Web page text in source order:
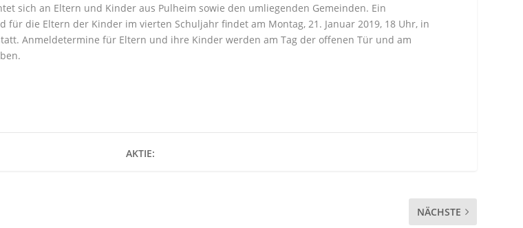
sich an Eltern und Kinder aus Pulheim sowie den umliegenden Gemeinden. Ein
die Eltern der Kinder im vierten Schuljahr findet am Montag, 21. Januar 2019, 18 Uhr, in
Anmeldetermine für Eltern und ihre Kinder werden am Tag der offenen Tür und am
AKTIE:
NÄCHSTE